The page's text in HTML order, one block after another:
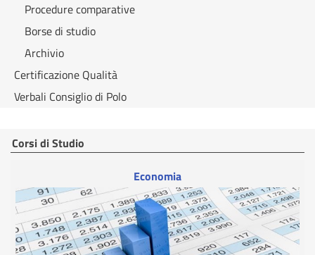
Procedure comparative
Borse di studio
Archivio
Certificazione Qualità
Verbali Consiglio di Polo
Corsi di Studio
Economia